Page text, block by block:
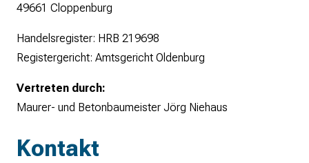
49661 Cloppenburg
Handelsregister: HRB 219698
Registergericht: Amtsgericht Oldenburg
Vertreten durch:
Maurer- und Betonbaumeister Jörg Niehaus
Kontakt